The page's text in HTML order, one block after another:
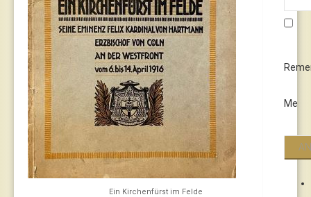
Me
Ein Kirchenfürst im Felde